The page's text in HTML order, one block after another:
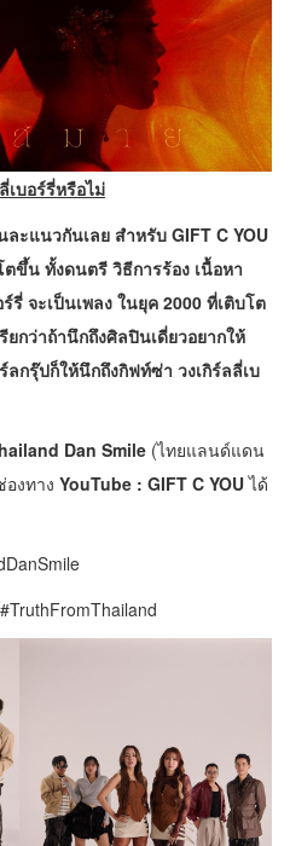
เบอร์รี่หรือไม่
ละแนวกันเลย สำหรับ GIFT C YOU
ขึ้น ทั้งดนตรี วิธีการร้อง เนื้อหา
รี่ จะเป็นเพลง ในยุค 2000 ที่เติบโต
กว่าถ้านึกถึงศิลปินเดี่ยวอยากให้
ลกรุ๊ปก็ให้นึกถึงกิฟท์ซ่า วงเกิร์ลลี่เบ
Dan Smile (ไทยแลนด์แดน
งทาง YouTube : GIFT C YOUได้